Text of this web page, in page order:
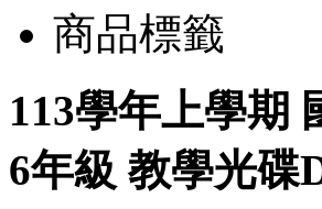
商品標籤
113學年上學期
6年級 教學光碟